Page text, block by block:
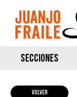
SECCIONES
VOLVER